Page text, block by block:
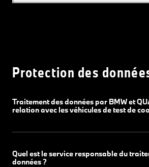
Protection des
Traitement des données par BMW et
relation avec les véhicules de test de
Quel est le service responsable du
données ?